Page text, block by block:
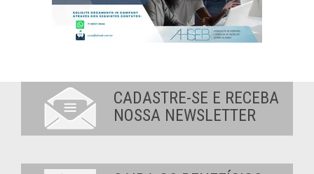
CADASTRE-SE E RECEBA
NOSSA NEWSLETTER